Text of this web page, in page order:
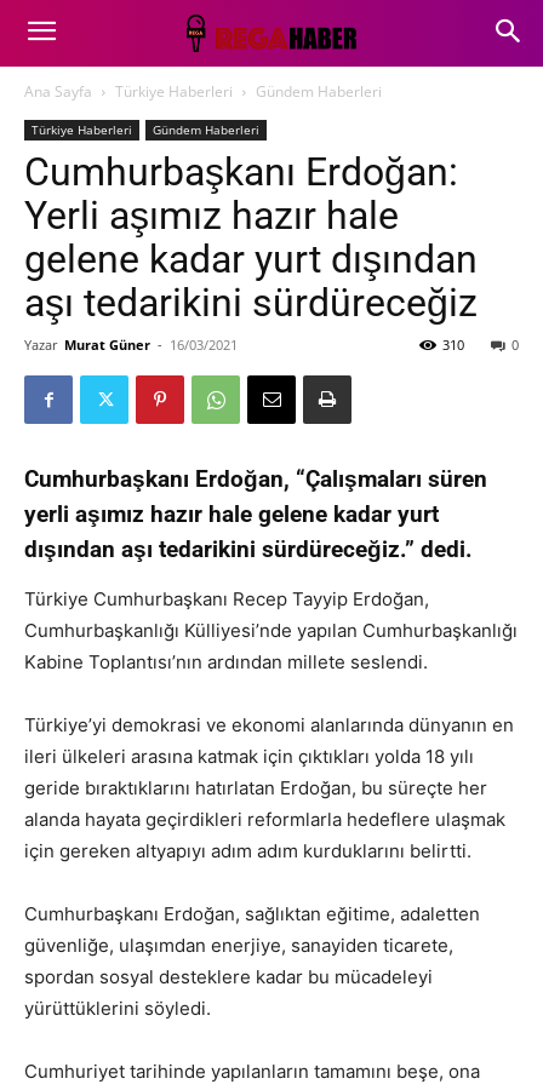
Ana Sayfa Türkiye Haberleri Gündem Haberleri
Türkiye Haberleri Gündem Haberleri
Cumhurbaşkanı Erdoğan:
Yerli aşımız hazır hale
gelene kadar yurt dışından
aşı tedarikini sürdüreceğiz
Yazar Murat Güner - 16/03/2021 0
310
Cumhurbaşkanı Erdoğan, “Çalışmaları süren
yerli aşımız hazır hale gelene kadar yurt
dışından aşı tedarikini sürdüreceğiz.” dedi.
Türkiye Cumhurbaşkanı Recep Tayyip Erdoğan,
Cumhurbaşkanlığı Külliyesi’nde yapılan Cumhurbaşkanlığı
Kabine Toplantısı’nın ardından millete seslendi.
Türkiye’yi demokrasi ve ekonomi alanlarında dünyanın en
ileri ülkeleri arasına katmak için çıktıkları yolda 18 yılı
geride bıraktıklarını hatırlatan Erdoğan, bu süreçte her
alanda hayata geçirdikleri reformlarla hedeflere ulaşmak
için gereken altyapıyı adım adım kurduklarını belirtti.
Cumhurbaşkanı Erdoğan, sağlıktan eğitime, adaletten
güvenliğe, ulaşımdan enerjiye, sanayiden ticarete,
spordan sosyal desteklere kadar bu mücadeleyi
yürüttüklerini söyledi.
Cumhuriyet tarihinde yapılanların tamamını beşe, ona